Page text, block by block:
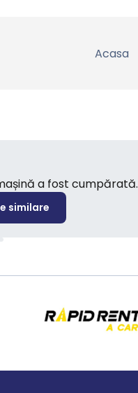
Acasa
a fost cumpărată.
similare